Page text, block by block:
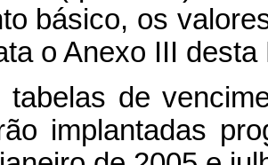
básico, os
o Anexo III desta
tabelas de
implantadas